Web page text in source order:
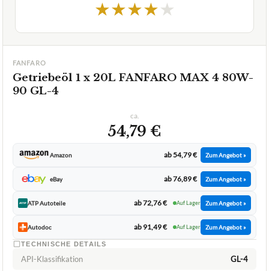
★★★★★
FANFARO
Getriebeöl 1 x 20L FANFARO MAX 4 80W-
90 GL-4
ca.
54,79 €
Amazon ab 54,79 € Zum Angebot »
eBay ab 76,89 € Zum Angebot »
ATP Autoteile ab 72,76 € Auf Lager Zum Angebot »
Autodoc ab 91,49 € Auf Lager Zum Angebot »
TECHNISCHE DETAILS
API-Klassifikation GL-4